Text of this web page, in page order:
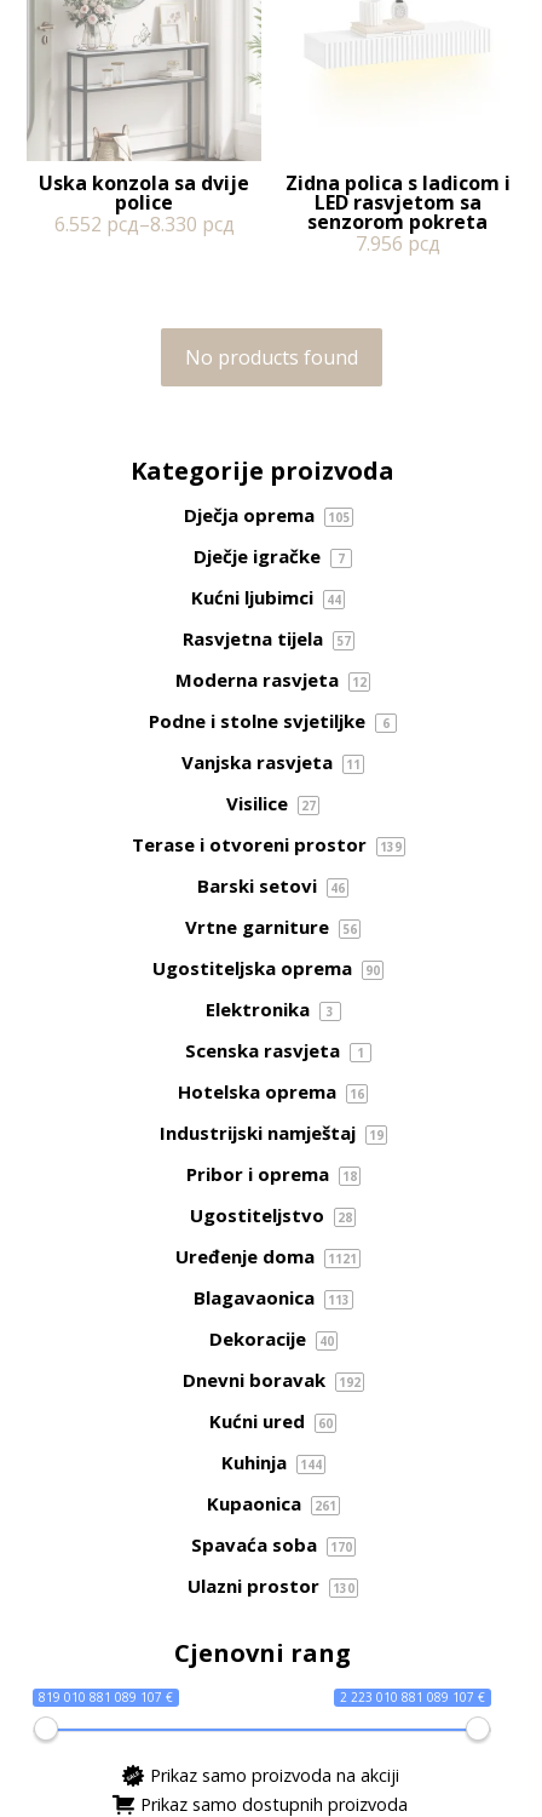
Uska konzola sa dvije
police
6.552 рсд–8.330 рсд
Zidna polica s ladicom i
LED rasvjetom sa
senzorom pokreta
7.956 рсд
No products found
Kategorije proizvoda
Dječja oprema 105
Dječje igračke 7
Kućni ljubimci 44
Rasvjetna tijela 57
Moderna rasvjeta 12
Podne i stolne svjetiljke 6
Vanjska rasvjeta 11
Visilice 27
Terase i otvoreni prostor 139
Barski setovi 46
Vrtne garniture 56
Ugostiteljska oprema 90
Elektronika 3
Scenska rasvjeta 1
Hotelska oprema 16
Industrijski namještaj 19
Pribor i oprema 18
Ugostiteljstvo 28
Uređenje doma 1121
Blagavaonica 113
Dekoracije 40
Dnevni boravak 192
Kućni ured 60
Kuhinja 144
Kupaonica 261
Spavaća soba 170
Ulazni prostor 130
Cjenovni rang
819 010 881 089 107 € 2 223 010 881 089 107 €
Prikaz samo proizvoda na akciji
Prikaz samo dostupnih proizvoda